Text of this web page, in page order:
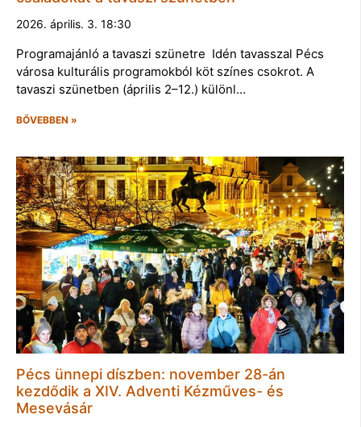
2026. április. 3. 18:30
Programajánló a tavaszi szünetre Idén tavasszal Pécs
városa kulturális programokból köt színes csokrot. A
tavaszi szünetben (április 2–12.) különl…
BŐVEBBEN »
Pécs ünnepi díszben: november 28-án
kezdődik a XIV. Adventi Kézműves- és
Mesevásár